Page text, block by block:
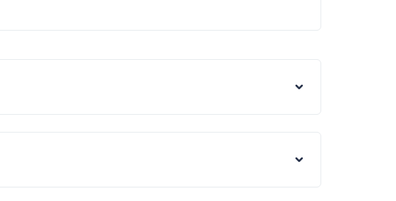
fiyatlandırabilirsiniz.
olarak ilaçlama yapılmaktadır. Ancak yine de çevrede
gibi ekranlar sığdırmak amacıyla, geniş açılı lens ve
resimler üzerinde yer alan nesnelerin gerçeğinden daha